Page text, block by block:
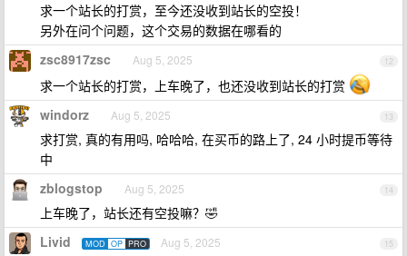
求一个站长的打赏，至今还没收到站长的空投！
另外在问个问题，这个交易的数据在哪看的
12
zsc8917zsc Aug 5, 2025
求一个站长的打赏，上车晚了，也还没收到站长的打赏
13
windorz Aug 5, 2025
求打赏, 真的有用吗, 哈哈哈, 在买币的路上了, 24 小时提币等待
中
14
zblogstop Aug 5, 2025
上车晚了，站长还有空投嘛？🤣
15
Livid MOD OP PRO Aug 5, 2025